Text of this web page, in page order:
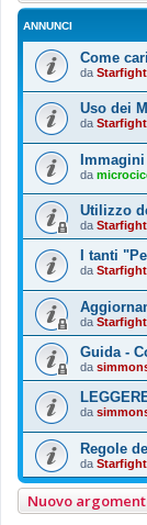
ANNUNCI
Come
da
Uso dei
da
da
Utilizzo
da
I tanti
da
da
Guida -
da
da
Regole
da
Nuovo